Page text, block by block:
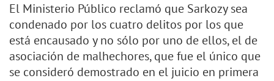
El Ministerio Público reclamó que Sarkozy sea
condenado por los cuatro delitos por los que
está encausado y no sólo por uno de ellos, el de
asociación de malhechores, que fue el único que
se consideró demostrado en el juicio en primera